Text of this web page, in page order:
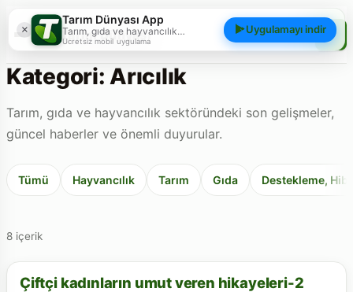
Tarım Dünyası
Kategori: Arıcılık
Tarım, gıda ve hayvancılık sektöründeki son gelişmeler,
güncel haberler ve önemli duyurular.
Tümü Hayvancılık Tarım Gıda Destekleme,
8 içerik
ARICILIK
Çiftçi kadınların umut veren hikayeleri-2
×
Tarım Dünyası App
Tarım, gıda ve hayvancılık
gündemini; haberler, yazılar, videolar
ve piyasa verileriyle cebinizden
takip edin.
Ücretsiz mobil uygulama
Uygulamayı indir